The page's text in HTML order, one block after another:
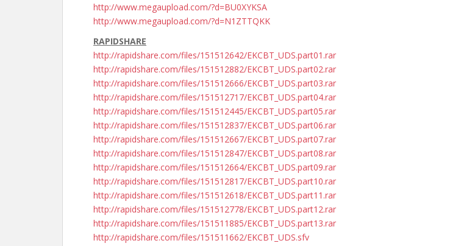
http://www.megaupload.com/?d=BU0XYKSA
http://www.megaupload.com/?d=N1ZTTQKK
RAPIDSHARE
http://rapidshare.com/files/151512642/EKCBT_UDS.part01.rar
http://rapidshare.com/files/151512882/EKCBT_UDS.part02.rar
http://rapidshare.com/files/151512666/EKCBT_UDS.part03.rar
http://rapidshare.com/files/151512717/EKCBT_UDS.part04.rar
http://rapidshare.com/files/151512445/EKCBT_UDS.part05.rar
http://rapidshare.com/files/151512837/EKCBT_UDS.part06.rar
http://rapidshare.com/files/151512667/EKCBT_UDS.part07.rar
http://rapidshare.com/files/151512847/EKCBT_UDS.part08.rar
http://rapidshare.com/files/151512664/EKCBT_UDS.part09.rar
http://rapidshare.com/files/151512817/EKCBT_UDS.part10.rar
http://rapidshare.com/files/151512618/EKCBT_UDS.part11.rar
http://rapidshare.com/files/151512778/EKCBT_UDS.part12.rar
http://rapidshare.com/files/151511885/EKCBT_UDS.part13.rar
http://rapidshare.com/files/151511662/EKCBT_UDS.sfv